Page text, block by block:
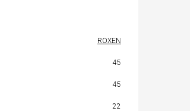
ROXEN
45
45
22